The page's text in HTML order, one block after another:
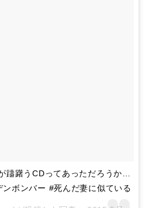
躊躇うCDってあっただろうか…
ボンバー #死んだ妻に似ている